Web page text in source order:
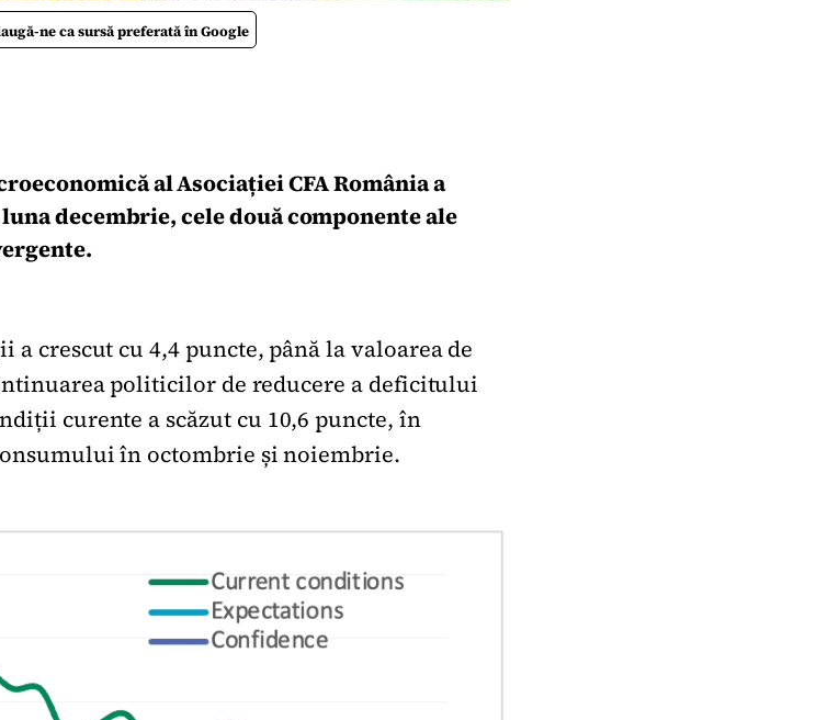
ne ca sursă preferată în Google
al Asociației CFA România a
decembrie, cele două componente ale
crescut cu 4,4 puncte, până la valoarea de
politicilor de reducere a deficitului
curente a scăzut cu 10,6 puncte, în
în octombrie și noiembrie.